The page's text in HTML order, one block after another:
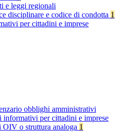
e leggi regionali
disciplinare e codice di condotta 1
per cittadini e imprese
obblighi amministrativi
informativi per cittadini e imprese
OIV o struttura analoga 1